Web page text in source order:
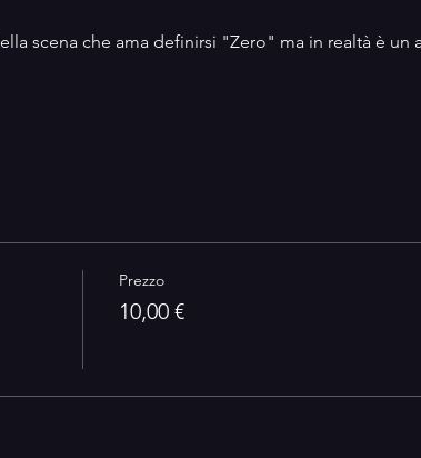
scena che ama definirsi "Zero" ma in realtà è un
Prezzo
10,00 €